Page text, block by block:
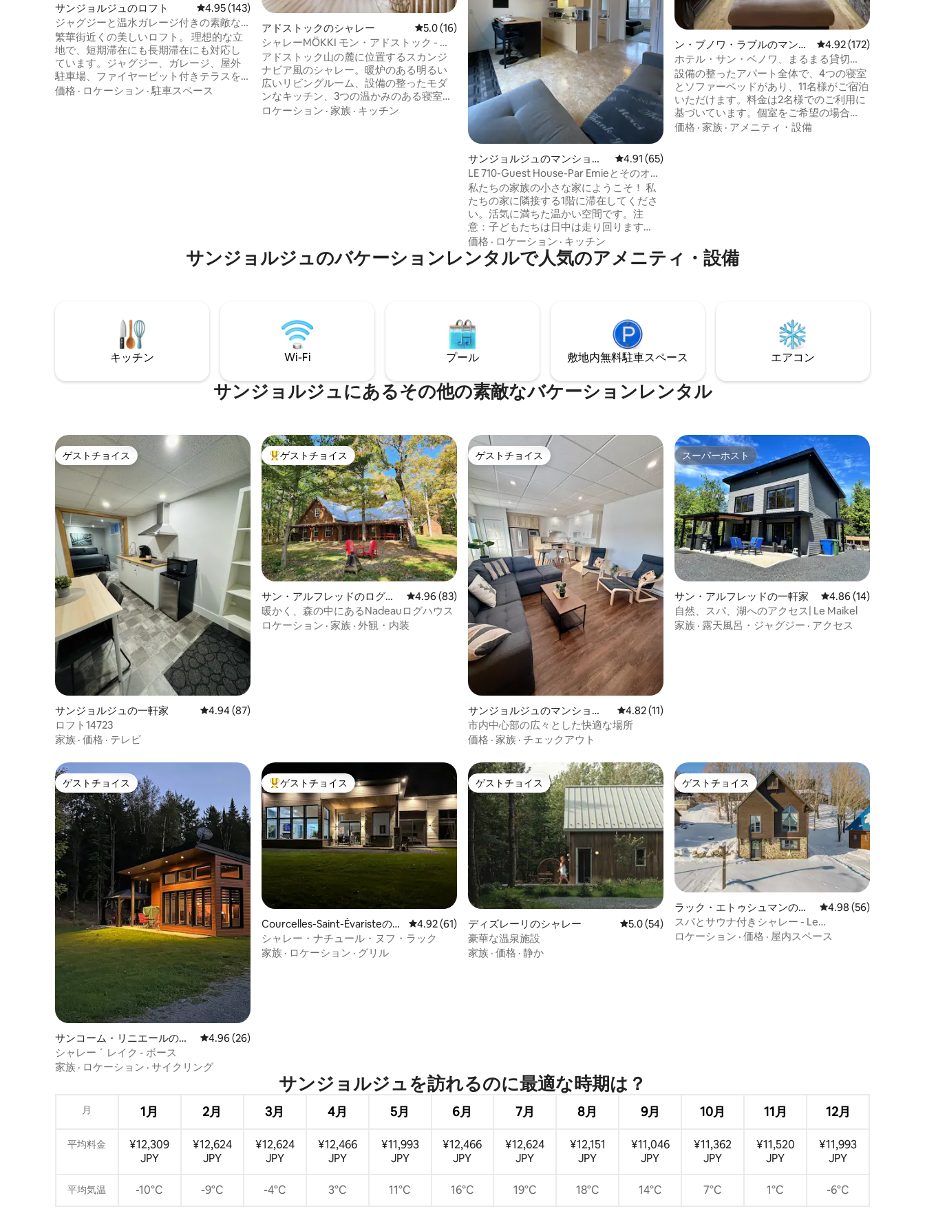
サンジョルジュのロフト レビュー143件、5つ星中4.95つ星の平均評価
4.95 (143)
ジャグジーと温水ガレージ付きの素敵な
ロフト！
繁華街近くの美しいロフト。 理想的な立
地で、短期滞在にも長期滞在にも対応し
ています。ジャグジー、ガレージ、屋外
駐車場、ファイヤーピット付きテラスを
年間を通してご利用いただけます。キー
価格 · ロケーション · 駐車スペース
アドストックのシャレー レビュー16件、5つ星中5.0つ星の平均評価
5.0 (16)
シャレーMÖKKI モン・アドストック - ス
キー、ゴルフ、サイクリング、スパ
アドストック山の麓に位置するスカンジ
ナビア風のシャレー。暖炉のある明るい
広いリビングルーム、設備の整ったモダ
ンなキッチン、3つの温かみのある寝室、
独立したバスタブとガラス張りのシャワ
ロケーション · 家族 · キッチン
サンジョルジュのマンショ
ン・アパート
レビュー65件、5つ星中4.91つ星の平均評価
4.91 (65)
LE 710-Guest House-Par Emieとそのオア
シス
私たちの家族の小さな家にようこそ！ 私
たちの家に隣接する1階に滞在してくださ
い。活気に満ちた温かい空間です。注
意：子どもたちは日中は走り回ります
が、夜は必ず静かになります！ 快適性：
ダブルベッド1台 + ソファベッド1台。 キ
ッチン：丸型コンロ1個、コーヒー付き☕
い！ 注：写真をご確認ください。 禁煙で
す。🚭 お会いできるのを楽しみにしてい
価格 · ロケーション · キッチン
ン・ブノワ・ラブルのマンシ
ョン・アパート
レビュー172件、5つ
4.92 (172)
ホテル・サン・ベノワ、まるまる貸切
CITQ 308719
設備の整ったアパート全体で、4つの寝室
とソファーベッドがあり、11名様がご宿泊
いただけます。料金は2名様でのご利用に
基づいています。個室をご希望の場合
は、1部屋につき30ドルの追加料金がかか
価格 · 家族 · アメニティ・設備
サンジョルジュのバケーションレンタルで人気のアメニティ・設備
キッチン Wi-Fi プール 敷地内無料駐⁠車ス⁠ペ⁠ー⁠ス エアコン
サンジョルジュにあるその他の素敵なバケーションレンタル
ゲストチョイス
ゲストチョイス
サンジョルジュの一軒家 レビュー87件、5つ星中4.94つ星の平均評価
4.94 (87)
ロフト14723
家族 · 価格 · テレビ
大好評のゲストチョイスです。
ゲストチョイス
サン・アルフレッドのログハ
ウス
レビュー83件、5つ星中4.96つ星の平均評価
4.96 (83)
暖かく、森の中にあるNadeauログハウス
ロケーション · 家族 · 外観・内装
ゲストチョイス
ゲストチョイス
サンジョルジュのマンショ
ン・アパート
レビュー11件、5つ星中4.82つ星の平均評価
4.82 (11)
市内中心部の広々とした快適な場所
価格 · 家族 · チェックアウト
スーパーホスト
スーパーホスト
サン・アルフレッドの一軒家 レビュー14件、5つ
4.86 (14)
自然、スパ、湖へのアクセス| Le Maikel
家族 · 露天風呂・ジャグジー · アクセス
ゲストチョイス
ゲストチョイス
サンコーム・リニエールの一
軒家
レビュー26件、5つ星中4.96つ星の平均評価
4.96 (26)
シャレー ´ レイク - ボース
家族 · ロケーション · サイクリング
大好評のゲストチョイスです。
ゲストチョイス
Courcelles-Saint-Évaristeのシ
ャレー
レビュー61件、5つ星中4.92つ星の平均評価
4.92 (61)
シャレー・ナチュール・ヌフ・ラック
家族 · ロケーション · グリル
ゲストチョイス
ゲストチョイス
ディズレーリのシャレー レビュー54件、5つ星中5.0つ星の平均評価
5.0 (54)
豪華な温泉施設
家族 · 価格 · 静か
ゲストチョイス
ゲストチョイス
ラック・エトゥシュマンの一
軒家
レビュー56件、5つ星
4.98 (56)
スパとサウナ付きシャレー - Le
montagnard
ロケーション · 価格 · 屋内スペース
サンジョルジュを訪⁠れ⁠るの⁠に最⁠適⁠な時⁠期⁠は⁠？
月 1月 2月 3月 4月 5月 6月 7月 8月 9月 10月 11月 12月
平均料金
¥12,309
JPY
¥12,624
JPY
¥12,624
JPY
¥12,466
JPY
¥11,993
JPY
¥12,466
JPY
¥12,624
JPY
¥12,151
JPY
¥11,046
JPY
¥11,362
JPY
¥11,520
JPY
¥11,993
JPY
平均気温 -10°C -9°C -4°C 3°C 11°C 16°C 19°C 18°C 14°C 7°C 1°C -6°C